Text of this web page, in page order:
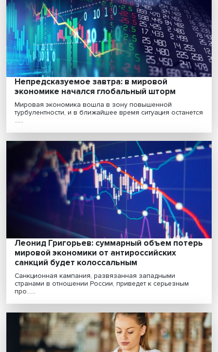
Евсей Гурвич: переход на удаленку помог
сгладить спад экономики в наиболее
период коронакризиса
С экономической точки зрения Россия вполне
прошла самую трудную часть пандемического
Константин Сонин: «Санкции — это как
кирпич в рюкзаке: ходить тяжелее, но
не прекратится»
Пандемия COVID-19 не изменила мир радикально,
однако наметила новые глобальные тренды, а также
пр......